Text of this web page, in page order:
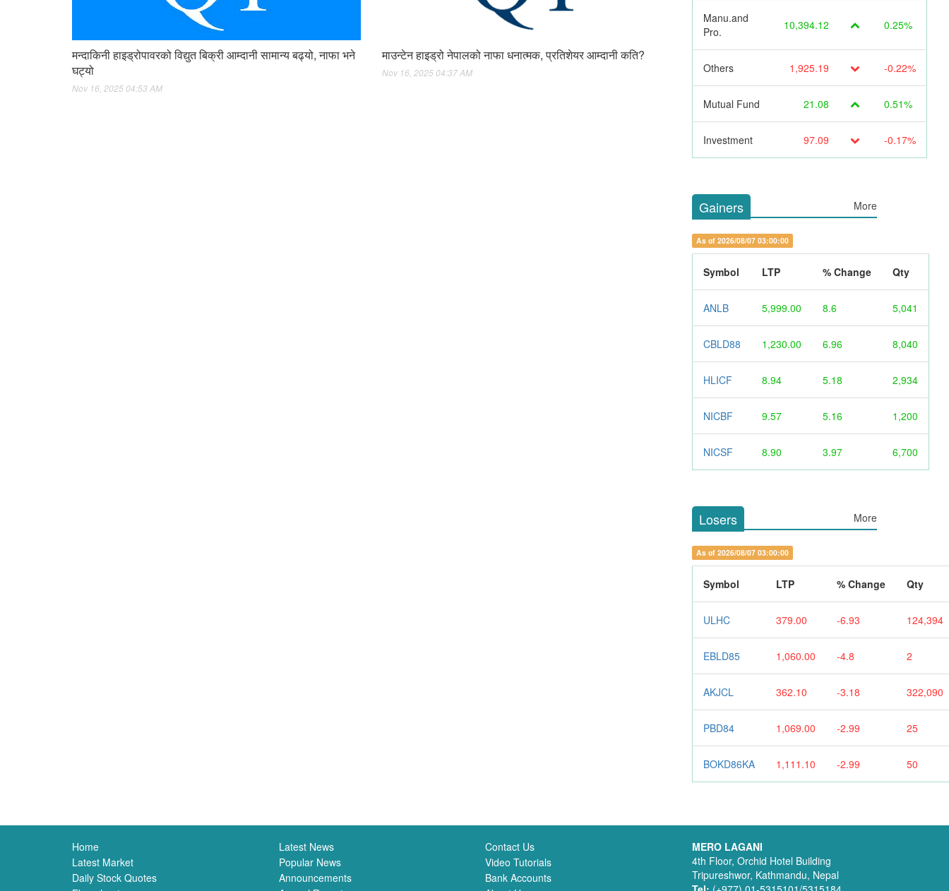
मन्दाकिनी हाइड्रोपावरको विद्युत बिक्री आम्दानी सामान्य बढ्यो, नाफा भने
घट्यो
Nov 16, 2025 04:53 AM
माउन्टेन हाइड्रो नेपालको नाफा धनात्मक, प्रतिशेयर आम्दानी कति?
Nov 16, 2025 04:37 AM
Manu.and
Pro.
10,394.12 0.25%
Others 1,925.19 -0.22%
Mutual Fund 21.08 0.51%
Investment 97.09 -0.17%
Gainers More
As of 2026/08/07 03:00:00
Symbol LTP % Change Qty
ANLB 5,999.00 8.6 5,041
CBLD88 1,230.00 6.96 8,040
HLICF 8.94 5.18 2,934
NICBF 9.57 5.16 1,200
NICSF 8.90 3.97 6,700
Losers More
As of 2026/08/07 03:00:00
Symbol LTP % Change Qty
ULHC 379.00 -6.93 124,394
EBLD85 1,060.00 -4.8 2
AKJCL 362.10 -3.18 322,090
PBD84 1,069.00 -2.99 25
BOKD86KA 1,111.10 -2.99 50
Home
Latest Market
Daily Stock Quotes
Latest News
Popular News
Announcements
Contact Us
Video Tutorials
Bank Accounts
MERO LAGANI
4th Floor, Orchid Hotel Building
Tripureshwor, Kathmandu, Nepal